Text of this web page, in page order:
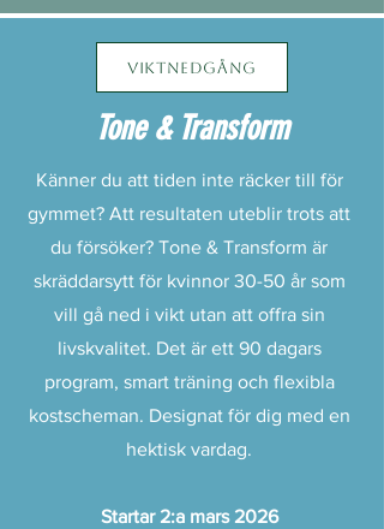
Viktnedgång
Tone & Transform
Känner du att tiden inte räcker till för
gymmet? Att resultaten uteblir trots att
du försöker? Tone & Transform är
skräddarsytt för kvinnor 30-50 år som
vill gå ned i vikt utan att offra sin
livskvalitet. Det är ett 90 dagars
program, smart träning och flexibla
kostscheman. Designat för dig med en
hektisk vardag.
Startar 2:a mars 2026